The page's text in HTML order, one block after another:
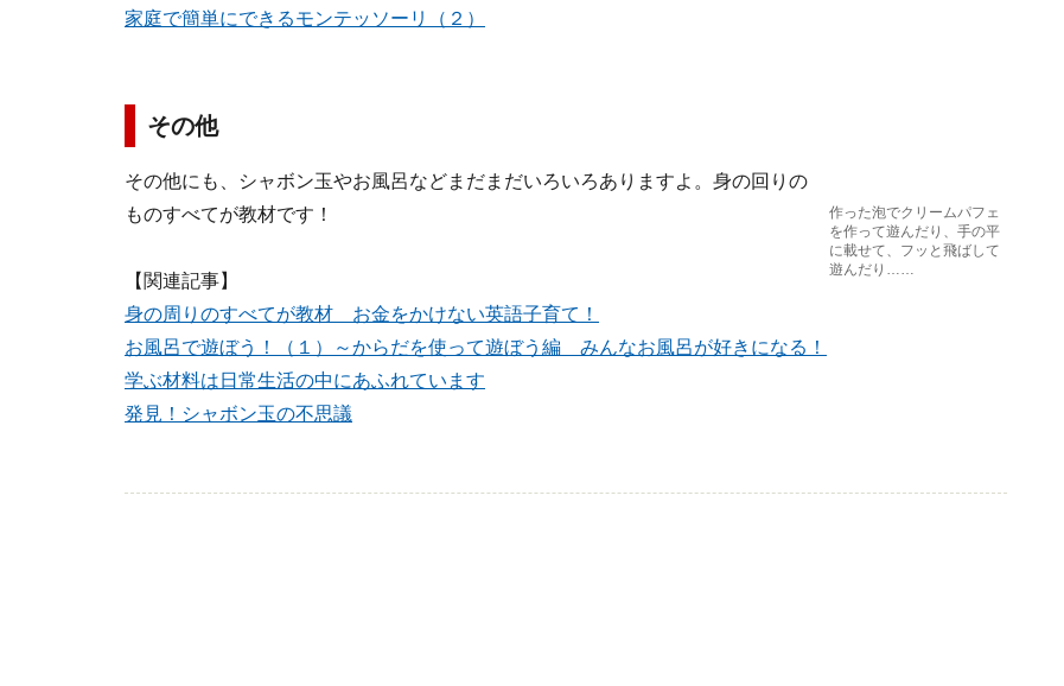
家庭で簡単にできるモンテッソーリ（２）
その他
作った泡でクリームパフェ
を作って遊んだり、手の平
に載せて、フッと飛ばして
遊んだり……
その他にも、シャボン玉やお風呂などまだまだいろいろありますよ。身の回りの
ものすべてが教材です！
【関連記事】
身の周りのすべてが教材 お金をかけない英語子育て！
お風呂で遊ぼう！（１）～からだを使って遊ぼう編 みんなお風呂が好きになる！
学ぶ材料は日常生活の中にあふれています
発見！シャボン玉の不思議